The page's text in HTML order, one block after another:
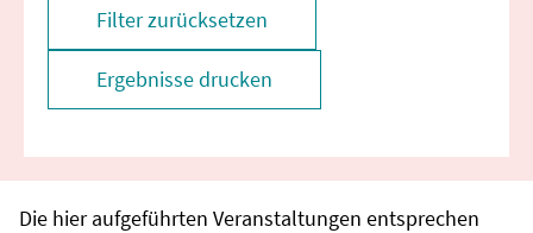
Filter zurücksetzen
Ergebnisse drucken
Die hier aufgeführten Veranstaltungen entsprechen